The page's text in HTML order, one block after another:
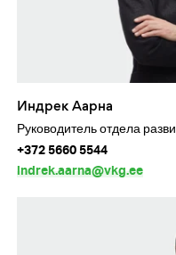
Индрек Аарна
Руководитель отдела
+372 5660 5544
indrek.aarna@vkg.ee